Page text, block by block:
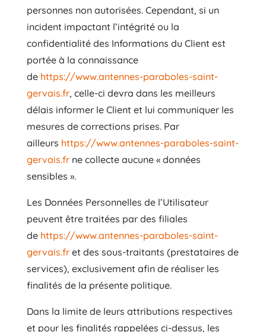
personnes non autorisées. Cependant, si un
incident impactant l’intégrité ou la
confidentialité des Informations du Client est
portée à la connaissance
de https://www.antennes-paraboles-saint-
gervais.fr, celle-ci devra dans les meilleurs
délais informer le Client et lui communiquer les
mesures de corrections prises. Par
ailleurs https://www.antennes-paraboles-saint-
gervais.fr ne collecte aucune « données
sensibles ».
Les Données Personnelles de l’Utilisateur
peuvent être traitées par des filiales
de https://www.antennes-paraboles-saint-
gervais.fr et des sous-traitants (prestataires de
services), exclusivement afin de réaliser les
finalités de la présente politique.
Dans la limite de leurs attributions respectives
et pour les finalités rappelées ci-dessus, les